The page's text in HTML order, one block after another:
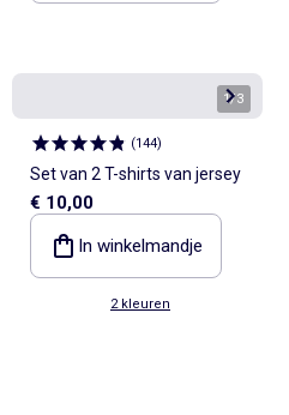
1/3
(144)
Set van 2 T-shirts van jersey
€ 10,00
In winkelmandje
2 kleuren